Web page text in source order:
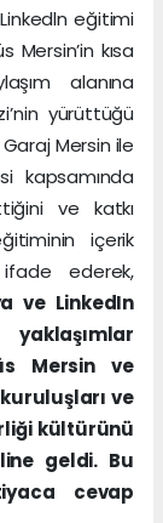
eğitimi
kısa
alanına
yürüttüğü
Mersin ile
kapsamında
ve katkı
içerik
ederek,
ve LinkedIn
Mersin ve
ve
kültürünü
geldi. Bu
cevap